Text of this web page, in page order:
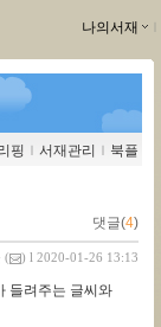
나의서재
핑 ｌ 서재관리 ｌ 북플
댓글(4)
( ) l 2020-01-26 13:13
들려주는 글씨와